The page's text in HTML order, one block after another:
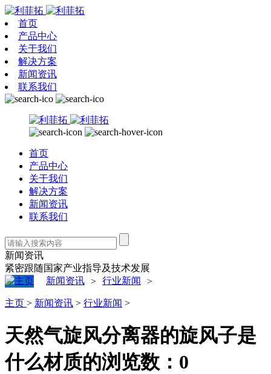
首页
产品中心
关于我们
解决方案
新闻资讯
联系我们
首页
产品中心
关于我们
解决方案
新闻资讯
联系我们
新闻资讯
紧密跟随国家产业指导及技术发展
新闻资讯 > 行业新闻 >
主页 > 新闻资讯 > 行业新闻 >
天然气旋风分离器的旋风子是
什么材质的浏览数： 0